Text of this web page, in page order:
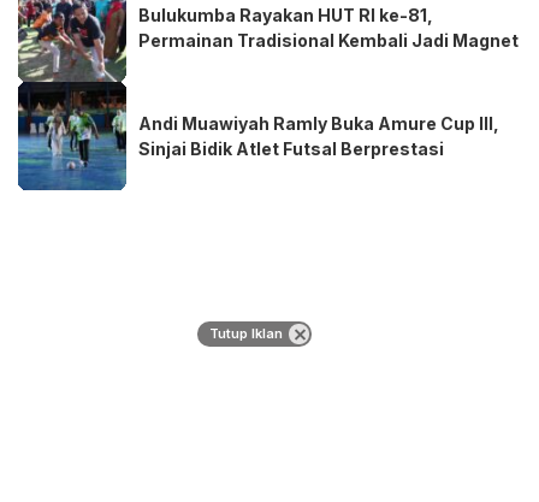
Bulukumba Rayakan HUT RI ke-81,
Permainan Tradisional Kembali Jadi Magnet
Andi Muawiyah Ramly Buka Amure Cup III,
Sinjai Bidik Atlet Futsal Berprestasi
Tutup Iklan